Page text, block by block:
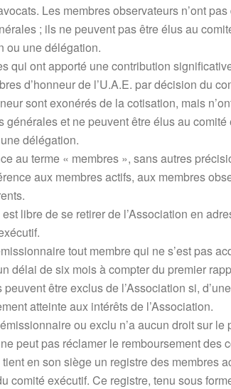
Les membres observateurs n’ont
; ils ne peuvent pas être élus au
ou une délégation.
qui ont apporté une contribution
d’honneur de l’U.A.E. par décision du
sont exonérés de la cotisation, mais
générales et ne peuvent être élus au
délégation.
au terme « membres », sans autres
aux membres actifs, aux membres
libre de se retirer de l’Association en
tout membre qui ne s’est pas
délai de six mois à compter du premier
être exclus de l’Association si,
atteinte aux intérêts de l’Association.
ou exclu n’a aucun droit sur le
peut pas réclamer le remboursement des
tient en son siège un registre des membres
comité exécutif. Ce registre, tenu sous